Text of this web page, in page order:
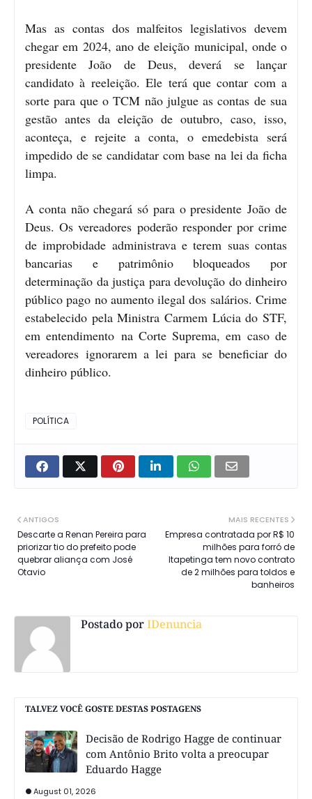
Mas as contas dos malfeitos legislativos devem
chegar em 2024, ano de eleição municipal, onde o
presidente João de Deus, deverá se lançar
candidato à reeleição. Ele terá que contar com a
sorte para que o TCM não julgue as contas de sua
gestão antes da eleição de outubro, caso, isso,
aconteça, e rejeite a conta, o emedebista será
impedido de se candidatar com base na lei da ficha
limpa.
A conta não chegará só para o presidente João de
Deus. Os vereadores poderão responder por crime
de improbidade administrava e terem suas contas
bancarias e patrimônio bloqueados por
determinação da justiça para devolução do dinheiro
público pago no aumento ilegal dos salários. Crime
estabelecido pela Ministra Carmem Lúcia do STF,
em entendimento na Corte Suprema, em caso de
vereadores ignorarem a lei para se beneficiar do
dinheiro público.
POLÍTICA
MAIS RECENTES
Empresa contratada por R$ 10
milhões para forró de
Itapetinga tem novo contrato
de 2 milhões para toldos e
banheiros
ANTIGOS
Descarte a Renan Pereira para
priorizar tio do prefeito pode
quebrar aliança com José
Otavio
Postado porIDenuncia
TALVEZ VOCÊ GOSTE DESTAS POSTAGENS
Decisão de Rodrigo Hagge de continuar
com Antônio Brito volta a preocupar
Eduardo Hagge
August 01, 2026